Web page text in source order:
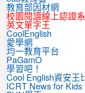
教育部因材網
校園閱讀線上認證
英文單字王
CoolEnglish
愛學網
均一教育平台
PaGamO
學習吧！
Cool English資安王
ICRT News for Kids